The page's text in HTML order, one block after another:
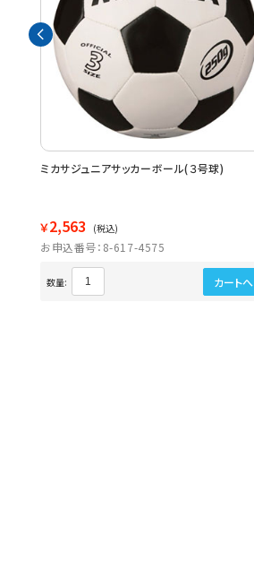
ミカサジュニアサッカーボール(３号球)
￥2,563 (税込)
お申込番号：8-617-4575
数量: カートへ